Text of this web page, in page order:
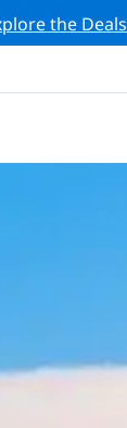
the Deals